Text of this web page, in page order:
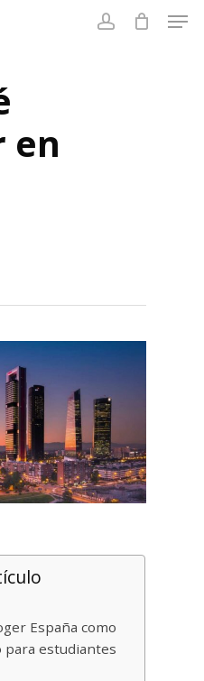
en
España como
para estudiantes